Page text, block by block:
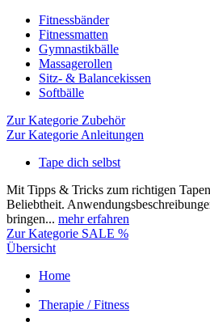
Fitnessbänder
Fitnessmatten
Gymnastikbälle
Massagerollen
Sitz- & Balancekissen
Softbälle
Zur Kategorie Zubehör
Zur Kategorie Anleitungen
Tape dich selbst
Mit Tipps & Tricks zum richtigen
Beliebtheit.
bringen... mehr erfahren
Zur Kategorie SALE %
Übersicht
Home
Therapie / Fitness